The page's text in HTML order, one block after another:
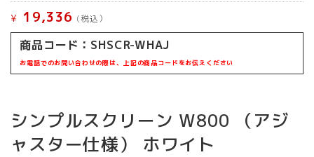
¥ 19,336 (税込）
商品コード： SHSCR-WHAJ
お電話でのお問い合わせの際は、上記の商品コードをお伝えください
シンプルスクリーン W800 （アジ
ャスター仕様） ホワイト